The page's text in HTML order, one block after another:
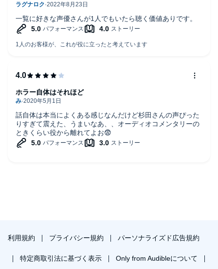
一覧に好きな声優さんが1人でもいたら聴く価値ありです。
話自体は本当によくある感じなんだけど杉田さんの声ぴった
りすぎて震えた、うまいなあ、、オーディオコメンタリーの
ときくらい役から離れてよお😨
ホラー自体はそれほど
利用規約 プライバシー規約 パーソナライズド広告規約
特定商取引法に基づく表示 Only from Audibleについて